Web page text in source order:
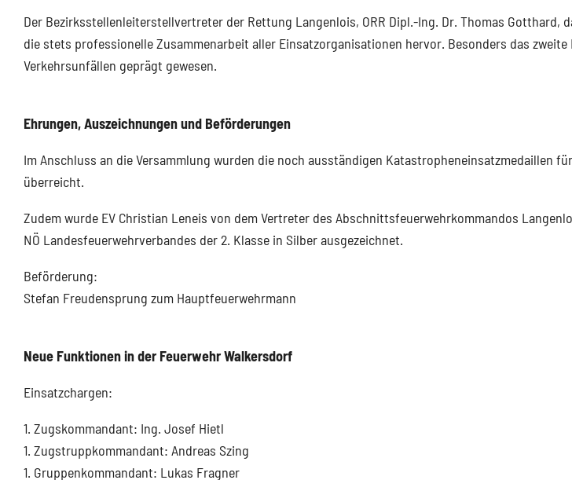
Der Bezirksstellenleiterstellvertreter der Rettung Langenlois, ORR Dipl.-Ing. Dr. Thomas Gotthard,
die stets professionelle Zusammenarbeit aller Einsatzorganisationen hervor. Besonders das zweite
Verkehrsunfällen geprägt gewesen.
Ehrungen, Auszeichnungen und Beförderungen
Im Anschluss an die Versammlung wurden die noch ausständigen Katastropheneinsatzmedaillen
überreicht.
Zudem wurde EV Christian Leneis von dem Vertreter des Abschnittsfeuerwehrkommandos
NÖ Landesfeuerwehrverbandes der 2. Klasse in Silber ausgezeichnet.
Beförderung:
Stefan Freudensprung zum Hauptfeuerwehrmann
Neue Funktionen in der Feuerwehr Walkersdorf
Einsatzchargen:
1. Zugskommandant: Ing. Josef Hietl
1. Zugstruppkommandant: Andreas Szing
1. Gruppenkommandant: Lukas Fragner